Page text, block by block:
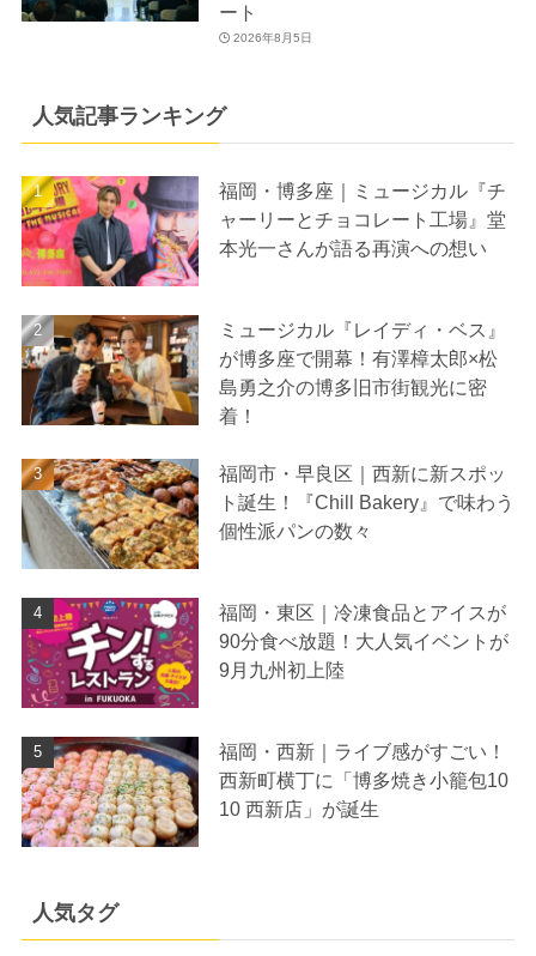
ート
2026年8月5日
人気記事ランキング
福岡・博多座｜ミュージカル『チ
ャーリーとチョコレート工場』堂
本光一さんが語る再演への想い
ミュージカル『レイディ・ベス』
が博多座で開幕！有澤樟太郎×松
島勇之介の博多旧市街観光に密
着！
福岡市・早良区｜西新に新スポッ
ト誕生！『Chill Bakery』で味わう
個性派パンの数々
福岡・東区｜冷凍食品とアイスが
90分食べ放題！大人気イベントが
9月九州初上陸
福岡・西新｜ライブ感がすごい！
西新町横丁に「博多焼き小籠包10
10 西新店」が誕生
人気タグ